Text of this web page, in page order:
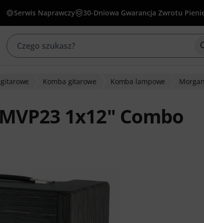
Serwis Naprawczy 30-Dniowa Gwarancja Zwrotu
Komba gitarowe Komba lampowe
1x12" Combo